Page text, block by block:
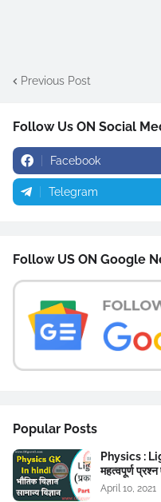
Previous Post
Follow Us ON Social
Facebook
Telegram
Follow US ON Google
Popular Posts
Physics :
महत्वपूर्ण प्रश्न
April 10, 2021